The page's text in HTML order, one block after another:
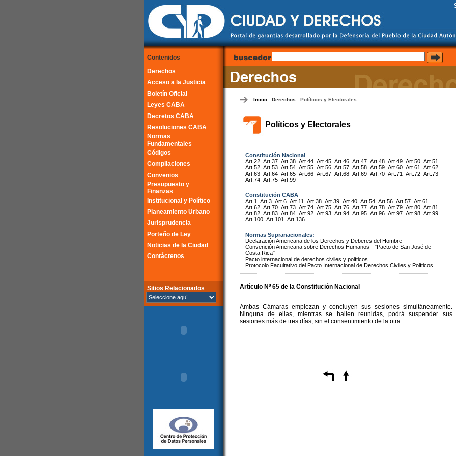
Contenidos
Derechos
Acceso a la Justicia
Boletín Oficial
Leyes CABA
Decretos CABA
Resoluciones CABA
Normas
Fundamentales
Códigos
Compilaciones
Convenios
Presupuesto y
Finanzas
Institucional y Político
Planeamiento Urbano
Jurisprudencia
Porteño de Ley
Noticias de la Ciudad
Contáctenos
Sitios Relacionados
Inicio- Derechos - Políticos y Electorales
Políticos y Electorales
Constitución Nacional
Art.22 Art.37 Art.38 Art.44 Art.45 Art.46 Art.47 Art.48 Art.49 Art.50 Art.51
Art.52 Art.53 Art.54 Art.55 Art.56 Art.57 Art.58 Art.59 Art.60 Art.61
Art.62
Art.63 Art.64 Art.65 Art.66 Art.67 Art.68 Art.69 Art.70 Art.71 Art.72 Art.73
Art.74 Art.75 Art.99
Constitución CABA
Art.1
Art.3 Art.6 Art.11 Art.38 Art.39 Art.40 Art.54 Art.56 Art.57 Art.61
Art.62 Art.70 Art.73 Art.74 Art.75 Art.76 Art.77 Art.78 Art.79 Art.80 Art.81
Art.82 Art.83 Art.84 Art.92 Art.93 Art.94 Art.95 Art.96 Art.97 Art.98 Art.99
Art.100 Art.101 Art.136
Normas Supranacionales:
Declaración Americana de los Derechos y Deberes del Hombre
Convención Americana sobre Derechos Humanos - "Pacto de San José de
Costa Rica"
Pacto internacional de derechos civiles y políticos
Protocolo Facultativo del Pacto Internacional de Derechos Civiles y Políticos
Artículo Nº 65 de la Constitución Nacional
Ambas Cámaras empiezan y concluyen sus sesiones simultáneamente.
Ninguna de ellas, mientras se hallen reunidas, podrá suspender sus
sesiones más de tres días, sin el consentimiento de la otra.